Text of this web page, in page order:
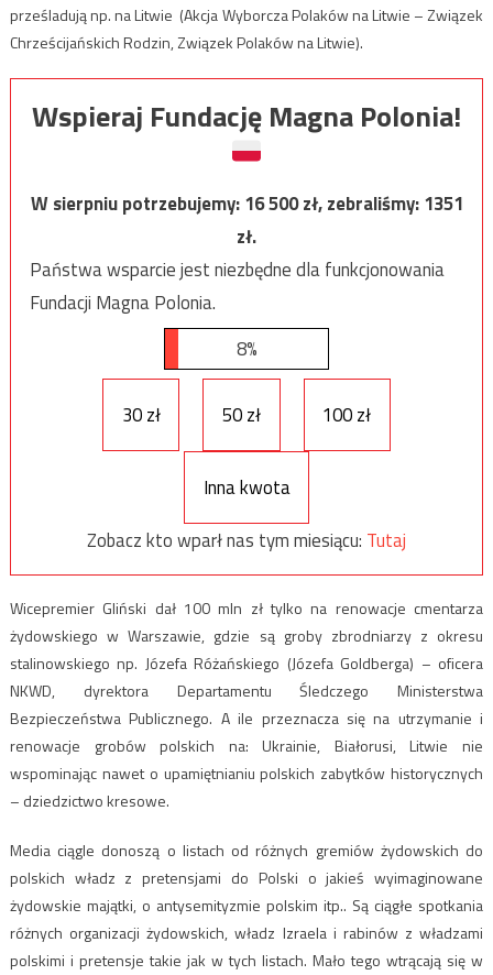
prześladują np. na Litwie (Akcja Wyborcza Polaków na Litwie – Związek
Chrześcijańskich Rodzin, Związek Polaków na Litwie).
Wspieraj Fundację Magna Polonia!
W sierpniu potrzebujemy:16 500zł, zebraliśmy:1351
zł.
Państwa wsparcie jest niezbędne dla funkcjonowania
Fundacji Magna Polonia.
8%
30 zł 50 zł 100 zł
Inna kwota
Zobacz kto wparł nas tym miesiącu: Tutaj
Wicepremier Gliński dał 100 mln zł tylko na renowacje cmentarza
żydowskiego w Warszawie, gdzie są groby zbrodniarzy z okresu
stalinowskiego np. Józefa Różańskiego (Józefa Goldberga) – oficera
NKWD, dyrektora Departamentu Śledczego Ministerstwa
Bezpieczeństwa Publicznego. A ile przeznacza się na utrzymanie i
renowacje grobów polskich na: Ukrainie, Białorusi, Litwie nie
wspominając nawet o upamiętnianiu polskich zabytków historycznych
– dziedzictwo kresowe.
Media ciągle donoszą o listach od różnych gremiów żydowskich do
polskich władz z pretensjami do Polski o jakieś wyimaginowane
żydowskie majątki, o antysemityzmie polskim itp.. Są ciągłe spotkania
różnych organizacji żydowskich, władz Izraela i rabinów z władzami
polskimi i pretensje takie jak w tych listach. Mało tego wtrącają się w